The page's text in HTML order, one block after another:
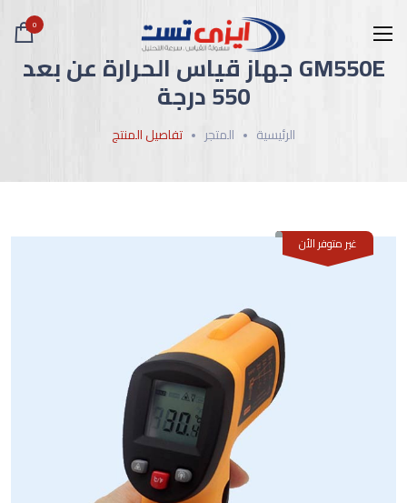
0
GM550E جهاز قياس الحرارة عن بعد
550 درجة
الرئيسية المتجر تفاصيل المنتج
غير متوفر الأن